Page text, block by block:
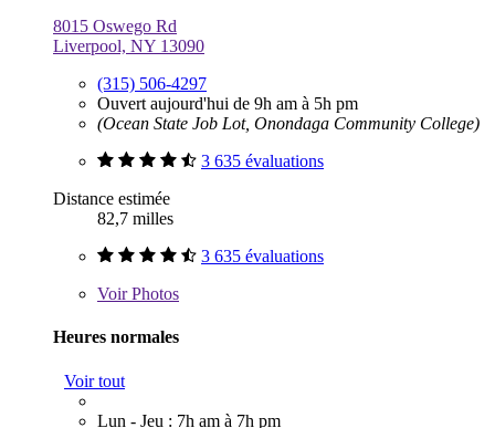
8015 Oswego Rd
Liverpool, NY 13090
(315) 506-4297
Ouvert aujourd'hui de 9h am à 5h pm
(Ocean State Job Lot, Onondaga Community College)
3 635 évaluations
Distance estimée
82,7 milles
3 635 évaluations
VoirPhotos
Heures normales
Voir tout
Lun - Jeu : 7h am à 7h pm